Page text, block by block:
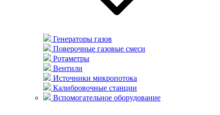
Генераторы газов
Поверочные газовые смеси
Ротаметры
Вентили
Источники микропотока
Калибровочные станции
Вспомогательное оборудование